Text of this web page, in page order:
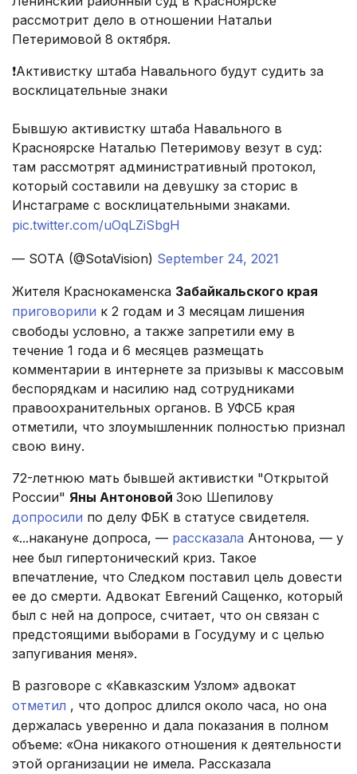
рассмотрит дело в отношении Натальи
Петеримовой 8 октября.
❗️Активистку штаба Навального будут судить за
восклицательные знаки
Бывшую активистку штаба Навального в
Красноярске Наталью Петеримову везут в суд:
там рассмотрят административный протокол,
который составили на девушку за сторис в
Инстаграме с восклицательными знаками.
pic.twitter.com/uOqLZiSbgH
— SOTA (@SotaVision) September 24, 2021
Жителя Краснокаменска Забайкальского края
приговорили к 2 годам и 3 месяцам лишения
свободы условно, а также запретили ему в
течение 1 года и 6 месяцев размещать
комментарии в интернете за призывы к массовым
беспорядкам и насилию над сотрудниками
правоохранительных органов. В УФСБ края
отметили, что злоумышленник полностью признал
свою вину.
72-летнюю мать бывшей активистки "Открытой
России" Яны Антоновой Зою Шепилову
допросили по делу ФБК в статусе свидетеля.
«...накануне допроса, — рассказала Антонова, — у
нее был гипертонический криз. Такое
впечатление, что Следком поставил цель довести
ее до смерти. Адвокат Евгений Сащенко, который
был с ней на допросе, считает, что он связан с
предстоящими выборами в Госудуму и с целью
запугивания меня».
В разговоре с «Кавказским Узлом» адвокат
отметил , что допрос длился около часа, но она
держалась уверенно и дала показания в полном
объеме: «Она никакого отношения к деятельности
этой организации не имела. Рассказала